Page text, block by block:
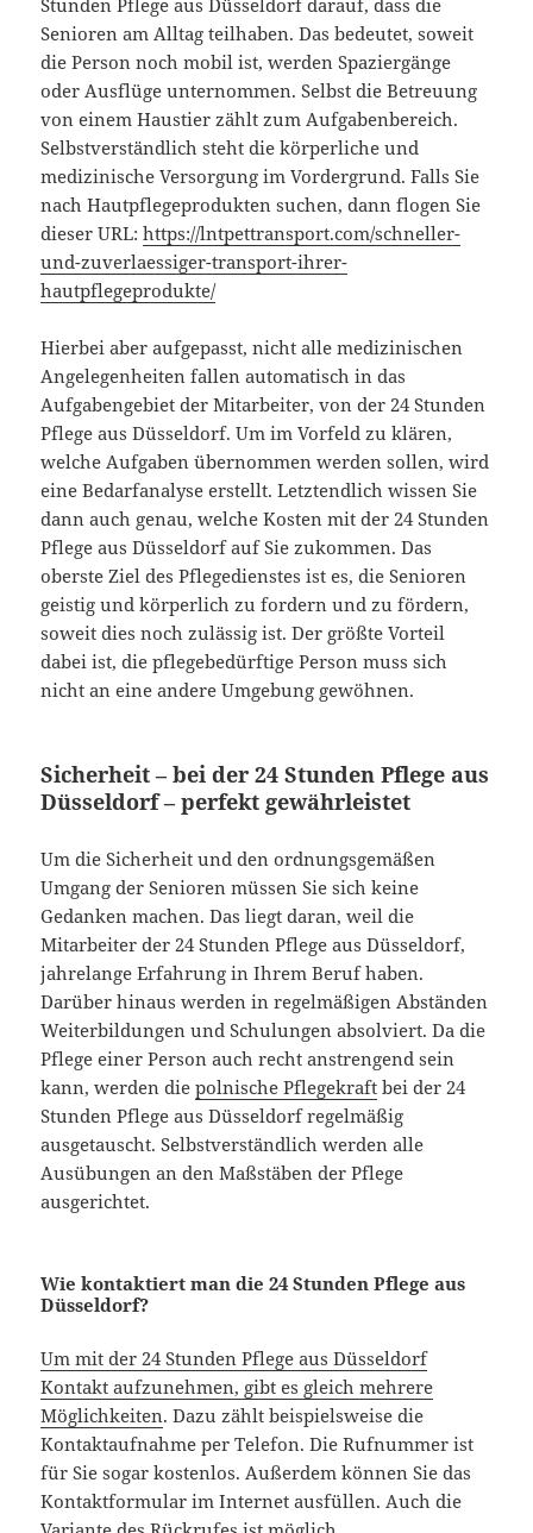
Stunden Pflege aus Düsseldorf darauf, dass die
Senioren am Alltag teilhaben. Das bedeutet, soweit
die Person noch mobil ist, werden Spaziergänge
oder Ausflüge unternommen. Selbst die Betreuung
von einem Haustier zählt zum Aufgabenbereich.
Selbstverständlich steht die körperliche und
medizinische Versorgung im Vordergrund. Falls Sie
nach Hautpflegeprodukten suchen, dann flogen Sie
dieser URL:https://lntpettransport.com/schneller-
und-zuverlaessiger-transport-ihrer-
hautpflegeprodukte/
Hierbei aber aufgepasst, nicht alle medizinischen
Angelegenheiten fallen automatisch in das
Aufgabengebiet der Mitarbeiter, von der 24 Stunden
Pflege aus Düsseldorf. Um im Vorfeld zu klären,
welche Aufgaben übernommen werden sollen, wird
eine Bedarfanalyse erstellt. Letztendlich wissen Sie
dann auch genau, welche Kosten mit der 24 Stunden
Pflege aus Düsseldorf auf Sie zukommen. Das
oberste Ziel des Pflegedienstes ist es, die Senioren
geistig und körperlich zu fordern und zu fördern,
soweit dies noch zulässig ist. Der größte Vorteil
dabei ist, die pflegebedürftige Person muss sich
nicht an eine andere Umgebung gewöhnen.
Sicherheit – bei der 24 Stunden Pflege aus
Düsseldorf – perfekt gewährleistet
Um die Sicherheit und den ordnungsgemäßen
Umgang der Senioren müssen Sie sich keine
Gedanken machen. Das liegt daran, weil die
Mitarbeiter der 24 Stunden Pflege aus Düsseldorf,
jahrelange Erfahrung in Ihrem Beruf haben.
Darüber hinaus werden in regelmäßigen Abständen
Weiterbildungen und Schulungen absolviert. Da die
Pflege einer Person auch recht anstrengend sein
kann, werden diepolnische Pflegekraft bei der 24
Stunden Pflege aus Düsseldorf regelmäßig
ausgetauscht. Selbstverständlich werden alle
Ausübungen an den Maßstäben der Pflege
ausgerichtet.
Wie kontaktiert man die 24 Stunden Pflege aus
Düsseldorf?
Um mit der 24 Stunden Pflege aus Düsseldorf
Kontakt aufzunehmen, gibt es gleich mehrere
Möglichkeiten. Dazu zählt beispielsweise die
Kontaktaufnahme per Telefon. Die Rufnummer ist
für Sie sogar kostenlos. Außerdem können Sie das
Kontaktformular im Internet ausfüllen. Auch die